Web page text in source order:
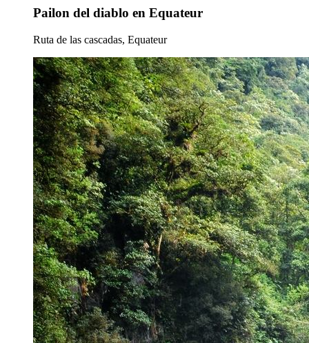
Pailon del diablo en Equateur
Ruta de las cascadas, Equateur